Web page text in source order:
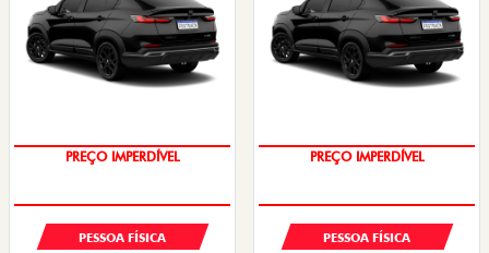
OPORTUNIDADE
PESSOA FÍSICA
OPORTUNIDADE
PESSOA FÍSICA